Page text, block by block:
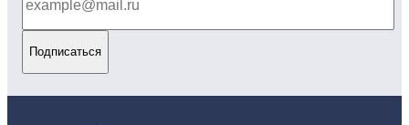
Подписаться